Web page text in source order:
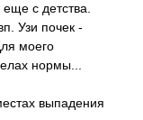
с детства.
Узи почек -
моего
нормы...
выпадения